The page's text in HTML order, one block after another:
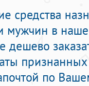
средства
в
дешево
по